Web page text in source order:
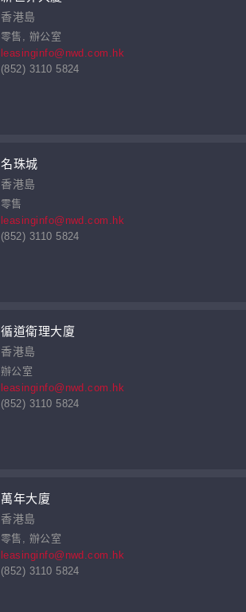
香港島
零售, 辦公室
leasinginfo@nwd.com.hk
(852) 3110 5824
名珠城
香港島
零售
leasinginfo@nwd.com.hk
(852) 3110 5824
循道衛理大廈
香港島
辦公室
leasinginfo@nwd.com.hk
(852) 3110 5824
萬年大廈
香港島
零售, 辦公室
leasinginfo@nwd.com.hk
(852) 3110 5824